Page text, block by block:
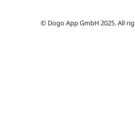
© Dogo App GmbH 2025. All